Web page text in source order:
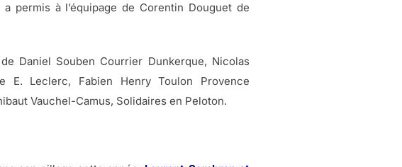
à l’équipage de Corentin Douguet de
Daniel Souben Courrier Dunkerque, Nicolas
E. Leclerc, Fabien Henry Toulon Provence
Vauchel-Camus, Solidaires en Peloton.